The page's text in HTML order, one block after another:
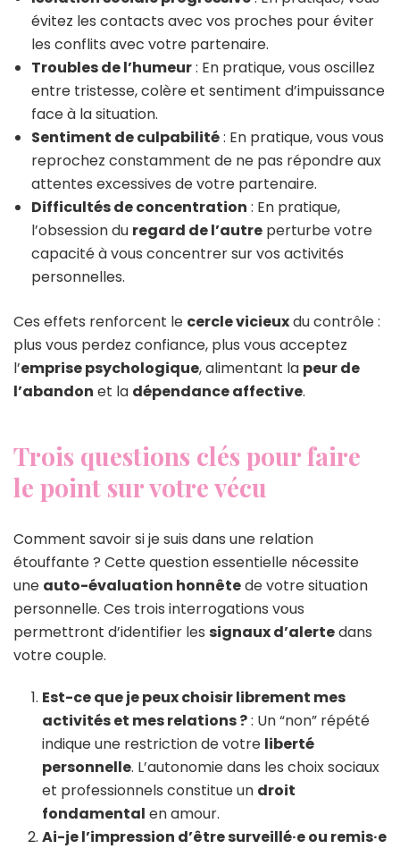
évitez les contacts avec vos proches pour éviter
les conflits avec votre partenaire.
Troubles de l’humeur: En pratique, vous oscillez
entre tristesse, colère et sentiment d’impuissance
face à la situation.
Sentiment de culpabilité: En pratique, vous vous
reprochez constamment de ne pas répondre aux
attentes excessives de votre partenaire.
Difficultés de concentration : En pratique,
l’obsession du regard de l’autre perturbe votre
capacité à vous concentrer sur vos activités
personnelles.
Ces effets renforcent le cercle vicieuxdu contrôle :
plus vous perdez confiance, plus vous acceptez
l’emprise psychologique, alimentant la peur de
l’abandon et la dépendance affective.
Trois questions clés pour faire
le point sur votre vécu
Comment savoir si je suis dans une relation
étouffante ? Cette question essentielle nécessite
une auto-évaluation honnêtede votre situation
personnelle. Ces trois interrogations vous
permettront d’identifier les signaux d’alertedans
votre couple.
Est-ce que je peux choisir librement mes
activités et mes relations ?: Un “non” répété
indique une restriction de votre liberté
personnelle. L’autonomie dans les choix sociaux
et professionnels constitue un droit
fondamental en amour.
Ai-je l’impression d’être surveillé·e ou remis·e